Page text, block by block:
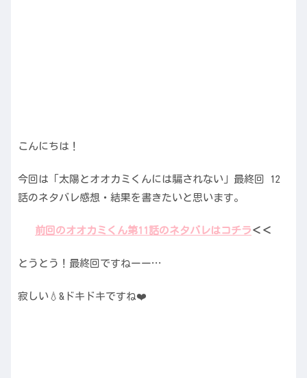
こんにちは！
今回は「太陽とオオカミくんには騙されない」最終回 12
話のネタバレ感想・結果を書きたいと思います。
前回のオオカミくん第11 話のネタバレはコチラ ＜＜
とうとう！最終回ですねーー…
寂しい💧&ドキドキですね❤️